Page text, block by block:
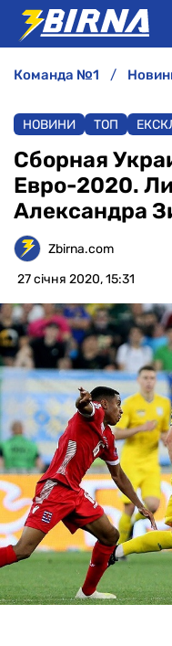
АНАЛІТИКА
ІНТЕРВ'Ю
РІЗНЕ
команда №1
НОВИНИ ТОП
Сборная
Евро-2020.
Александра
Zbirna.com
27 січня 2020, 15:31